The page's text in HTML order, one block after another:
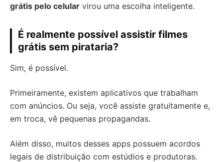
grátis pelo celular virou uma escolha inteligente.
É realmente possível assistir filmes
grátis sem pirataria?
Sim, é possível.
Primeiramente, existem aplicativos que trabalham
com anúncios. Ou seja, você assiste gratuitamente e,
em troca, vê pequenas propagandas.
Além disso, muitos desses apps possuem acordos
legais de distribuição com estúdios e produtoras.